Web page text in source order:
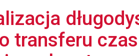
transferu